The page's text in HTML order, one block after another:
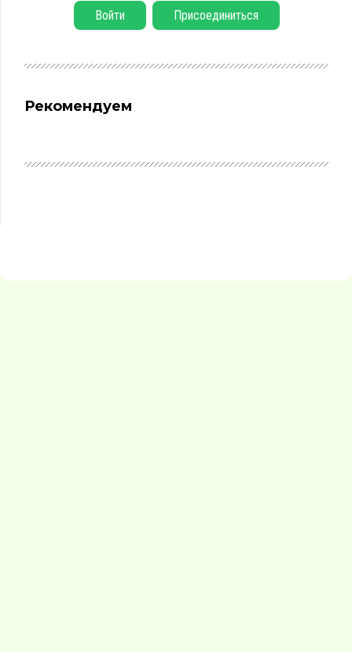
Войти Присоединиться
Рекомендуем